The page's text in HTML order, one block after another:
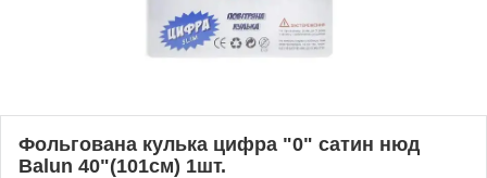
Фольгована кулька цифра "0" сатин нюд
Balun 40"(101см) 1шт.